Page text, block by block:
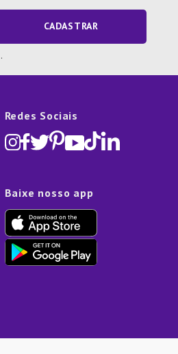
CADASTRAR
Redes Sociais
Baixe nosso app